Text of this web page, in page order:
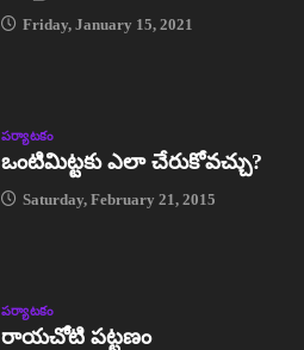
Friday, January 15, 2021
పర్యాటకం
ఒంటిమిట్టకు ఎలా చేరుకోవచ్చు?
Saturday, February 21, 2015
పర్యాటకం
రాయచోటి పట్టణం